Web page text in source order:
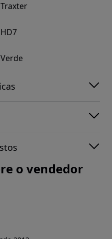
Traxter
HD7
Verde
o vendedor